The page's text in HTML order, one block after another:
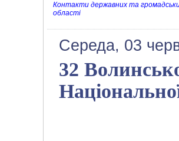
Контакти державних та
області
Середа, 03
32